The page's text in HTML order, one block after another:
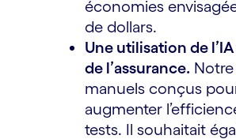
économies
de dollars.
Une utilisation de
de l’assurance.
manuels conçus
augmenter
tests. Il souhaitait